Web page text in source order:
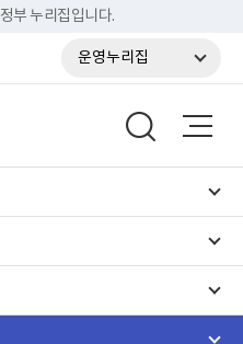
부 누리집입니다.
운영누리집